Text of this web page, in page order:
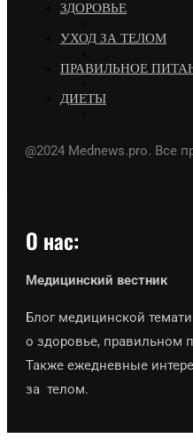
ЗДОРОВЬЕ
УХОД ЗА ТЕЛОМ
ПРАВИЛЬНОЕ
ДИЕТЫ
@2024 Mednews.pro. Все
О нас:
Медицинский вестник
Блог медицинской
о здоровье, правильном
Также ежедневные
за телом.